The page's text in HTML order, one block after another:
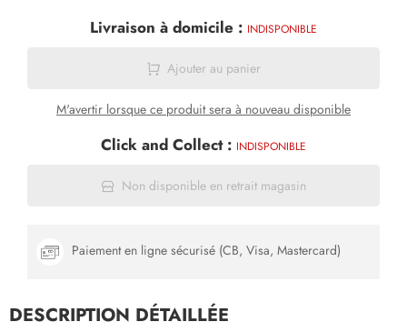
Livraison à domicile : INDISPONIBLE
Ajouter au panier
M'avertir lorsque ce produit sera à nouveau disponible
Click and Collect : INDISPONIBLE
Non disponible en retrait magasin
Paiement en ligne sécurisé (CB, Visa, Mastercard)
DESCRIPTION DÉTAILLÉE